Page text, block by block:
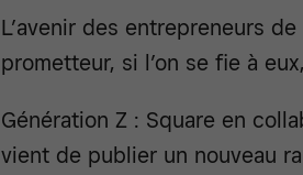
L’avenir des entrepreneurs
prometteur, si l’on se fie à
Génération Z : Square en
vient de publier un nouveau